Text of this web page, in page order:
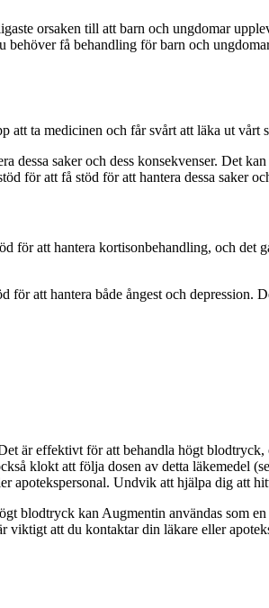
orsaken till att barn och ungdomar
behöver få behandling för barn och
ta medicinen och får svårt att läka ut vårt
saker och dess konsekvenser. Det
för att få stöd för att hantera dessa saker
för att hantera kortisonbehandling, och det
att hantera både ångest och depression.
är effektivt för att behandla högt blodtryck,
klokt att följa dosen av detta läkemedel
apotekspersonal. Undvik att hjälpa dig att
blodtryck kan Augmentin användas som
att du kontaktar din läkare eller